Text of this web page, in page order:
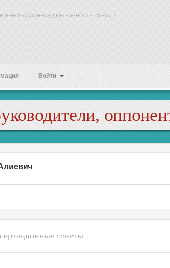
ИННОВАЦИОННАЯ ДЕЯТЕЛЬНОСТЬ СПБГАСУ
Войти
советы